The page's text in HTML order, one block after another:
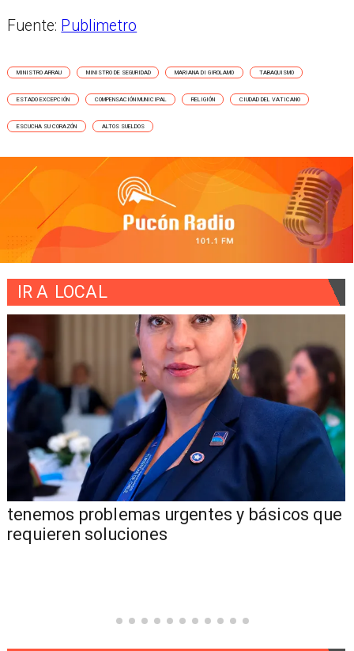
Fuente: Publimetro
MINISTRO ARRAU MINISTRO DE SEGURIDAD MARIANA DI GIROLAMO TABAQUISMO
ESTADO EXCEPCIÓN COMPENSACIÓN MUNICIPAL RELIGIÓN CIUDAD DEL VATICANO
ESCUCHA SU CORAZÓN ALTOS SUELDOS
IR A LOCAL
tenemos problemas urgentes y básicos que
requieren soluciones